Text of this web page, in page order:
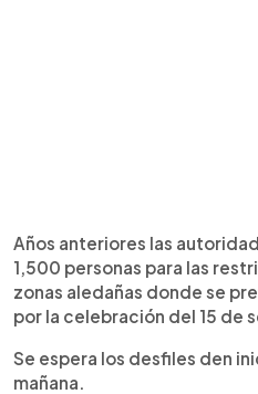
Años anteriores las
1,500 personas para las
zonas aledañas donde se
por la celebración del 15 de
Se espera los desfiles den
mañana.